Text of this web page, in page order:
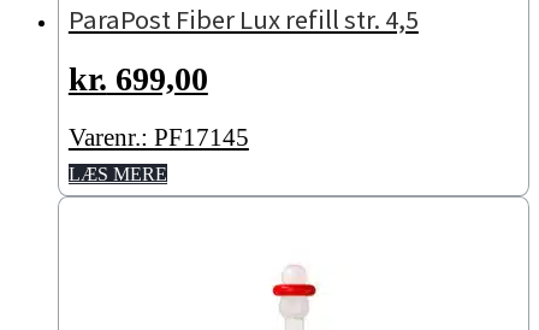
ParaPost Fiber Lux refill str. 4,5
kr. 699,00
Varenr.: PF17145
LÆS MERE